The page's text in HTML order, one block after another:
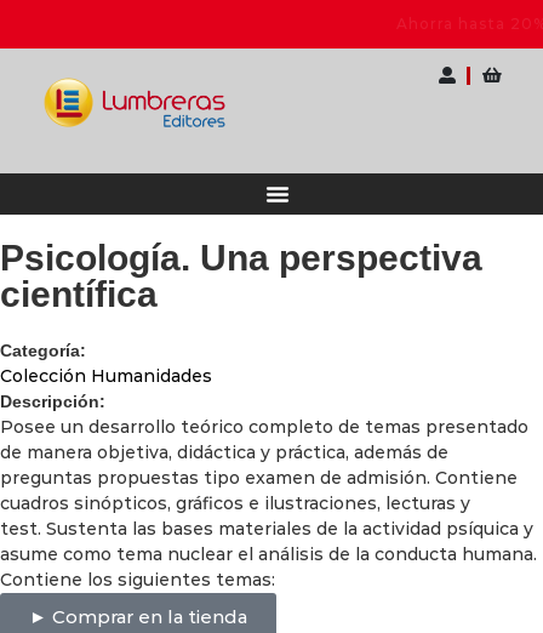
Ahorra hasta 20% OFF | Elige tu
Psicología. Una perspectiva
científica
Categoría:
Colección Humanidades
Descripción:
Posee un desarrollo teórico completo de temas presentado
de manera objetiva, didáctica y práctica, además de
preguntas propuestas tipo examen de admisión. Contiene
cuadros sinópticos, gráficos e ilustraciones, lecturas y
test. Sustenta las bases materiales de la actividad psíquica y
asume como tema nuclear el análisis de la conducta humana.
Contiene los siguientes temas:
► Comprar en la tienda